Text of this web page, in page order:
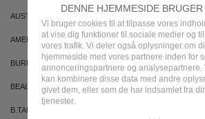
DENNE HJEMMESIDE
Vi bruger cookies til at tilpasse vores
at vise dig funktioner til sociale medier og
vores trafik. Vi deler også oplysninger om
hjemmeside med vores partnere inden for
annonceringspartnere og analysepartnere.
kan kombinere disse data med andre
givet dem, eller som de har indsamlet fra
tjenester.
AUSTRALIAN GOLD
AMERICAN CREW ARMAF
BURBERRY BVLGARI
BEAUTE PACIFIQUE
B.TAN